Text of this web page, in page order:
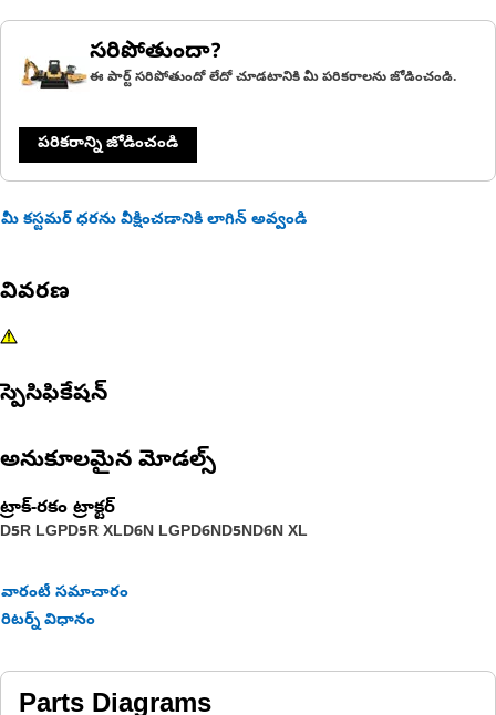
సరిపోతుందా?
ఈ పార్ట్ సరిపోతుందో లేదో చూడటానికి మీ పరికరాలను జోడించండి.
పరికరాన్ని జోడించండి
మీ కస్టమర్ ధరను వీక్షించడానికి లాగిన్ అవ్వండి
వివరణ
స్పెసిఫికేషన్
అనుకూలమైన మోడల్స్
ట్రాక్-రకం ట్రాక్టర్‌
D5R LGPD5R XLD6N LGPD6ND5ND6N XL
వారంటీ సమాచారం
రిటర్న్ విధానం
Parts Diagrams